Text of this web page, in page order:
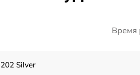
Время
Silver